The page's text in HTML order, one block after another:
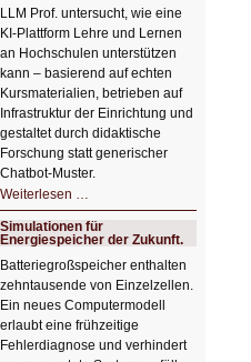
LLM Prof. untersucht, wie eine
KI‑Plattform Lehre und Lernen
an Hochschulen unterstützen
kann – basierend auf echten
Kursmaterialien, betrieben auf
Infrastruktur der Einrichtung und
gestaltet durch didaktische
Forschung statt generischer
Chatbot‑Muster.
Weiterlesen …
KI-
System
zur
Lernunterstützung
von
Studierenden
Simulationen für
Energiespeicher der Zukunft.
Batteriegroßspeicher enthalten
zehntausende von Einzelzellen.
Ein neues Computermodell
erlaubt eine frühzeitige
Fehlerdiagnose und verhindert